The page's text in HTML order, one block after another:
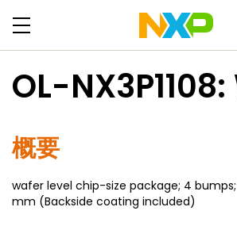
OL-NX3P1108:
概要
wafer level chip-size package; 4 bumps;
mm (Backside coating included)